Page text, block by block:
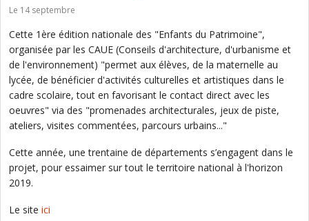
Le 14 septembre
Cette 1ère édition nationale des "Enfants du Patrimoine",
organisée par les CAUE (Conseils d'architecture, d'urbanisme et
de l'environnement) "permet aux élèves, de la maternelle au
lycée, de bénéficier d'activités culturelles et artistiques dans le
cadre scolaire, tout en favorisant le contact direct avec les
oeuvres" via des "promenades architecturales, jeux de piste,
ateliers, visites commentées, parcours urbains..."
Cette année, une trentaine de départements s’engagent dans le
projet, pour essaimer sur tout le territoire national à l'horizon
2019.
Le site ici